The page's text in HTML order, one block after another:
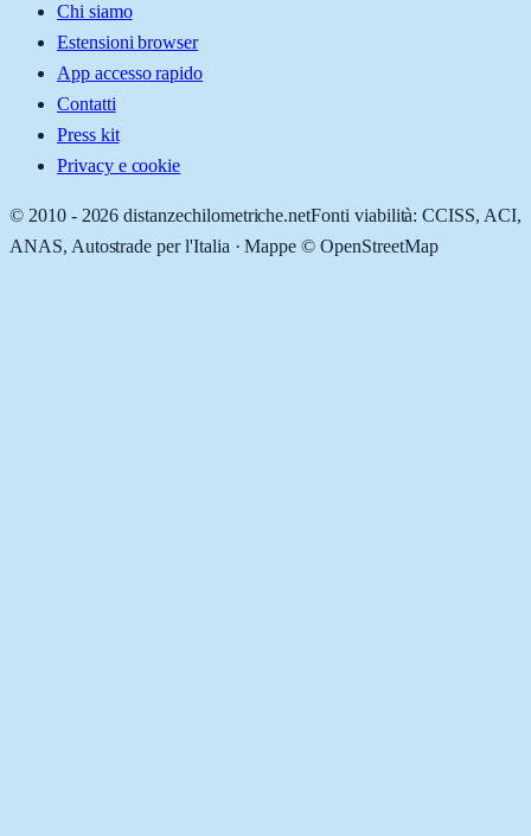
Chi siamo
Estensioni browser
App accesso rapido
Contatti
Press kit
Privacy e cookie
© 2010 - 2026 distanzechilometriche.netFonti viabilità: CCISS, ACI,
ANAS, Autostrade per l'Italia · Mappe © OpenStreetMap